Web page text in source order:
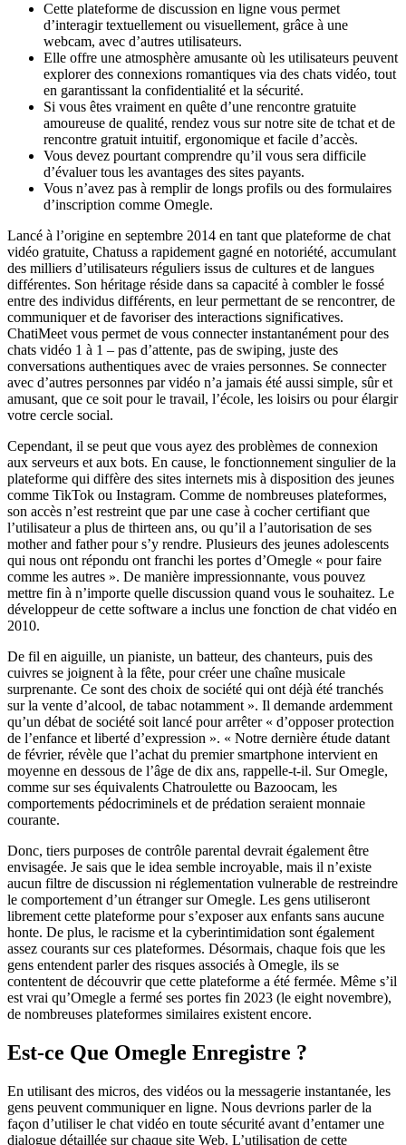
Cette plateforme de discussion en ligne vous permet
d’interagir textuellement ou visuellement, grâce à une
webcam, avec d’autres utilisateurs.
Elle offre une atmosphère amusante où les utilisateurs peuvent
explorer des connexions romantiques via des chats vidéo, tout
en garantissant la confidentialité et la sécurité.
Si vous êtes vraiment en quête d’une rencontre gratuite
amoureuse de qualité, rendez vous sur notre site de tchat et de
rencontre gratuit intuitif, ergonomique et facile d’accès.
Vous devez pourtant comprendre qu’il vous sera difficile
d’évaluer tous les avantages des sites payants.
Vous n’avez pas à remplir de longs profils ou des formulaires
d’inscription comme Omegle.
Lancé à l’origine en septembre 2014 en tant que plateforme de chat
vidéo gratuite, Chatuss a rapidement gagné en notoriété, accumulant
des milliers d’utilisateurs réguliers issus de cultures et de langues
différentes. Son héritage réside dans sa capacité à combler le fossé
entre des individus différents, en leur permettant de se rencontrer, de
communiquer et de favoriser des interactions significatives.
ChatiMeet vous permet de vous connecter instantanément pour des
chats vidéo 1 à 1 – pas d’attente, pas de swiping, juste des
conversations authentiques avec de vraies personnes. Se connecter
avec d’autres personnes par vidéo n’a jamais été aussi simple, sûr et
amusant, que ce soit pour le travail, l’école, les loisirs ou pour élargir
votre cercle social.
Cependant, il se peut que vous ayez des problèmes de connexion
aux serveurs et aux bots. En cause, le fonctionnement singulier de la
plateforme qui diffère des sites internets mis à disposition des jeunes
comme TikTok ou Instagram. Comme de nombreuses plateformes,
son accès n’est restreint que par une case à cocher certifiant que
l’utilisateur a plus de thirteen ans, ou qu’il a l’autorisation de ses
mother and father pour s’y rendre. Plusieurs des jeunes adolescents
qui nous ont répondu ont franchi les portes d’Omegle « pour faire
comme les autres ». De manière impressionnante, vous pouvez
mettre fin à n’importe quelle discussion quand vous le souhaitez. Le
développeur de cette software a inclus une fonction de chat vidéo en
2010.
De fil en aiguille, un pianiste, un batteur, des chanteurs, puis des
cuivres se joignent à la fête, pour créer une chaîne musicale
surprenante. Ce sont des choix de société qui ont déjà été tranchés
sur la vente d’alcool, de tabac notamment ». Il demande ardemment
qu’un débat de société soit lancé pour arrêter « d’opposer protection
de l’enfance et liberté d’expression ». « Notre dernière étude datant
de février, révèle que l’achat du premier smartphone intervient en
moyenne en dessous de l’âge de dix ans, rappelle-t-il. Sur Omegle,
comme sur ses équivalents Chatroulette ou Bazoocam, les
comportements pédocriminels et de prédation seraient monnaie
courante.
Donc, tiers purposes de contrôle parental devrait également être
envisagée. Je sais que le idea semble incroyable, mais il n’existe
aucun filtre de discussion ni réglementation vulnerable de restreindre
le comportement d’un étranger sur Omegle. Les gens utiliseront
librement cette plateforme pour s’exposer aux enfants sans aucune
honte. De plus, le racisme et la cyberintimidation sont également
assez courants sur ces plateformes. Désormais, chaque fois que les
gens entendent parler des risques associés à Omegle, ils se
contentent de découvrir que cette plateforme a été fermée. Même s’il
est vrai qu’Omegle a fermé ses portes fin 2023 (le eight novembre),
de nombreuses plateformes similaires existent encore.
Est-ce Que Omegle Enregistre ?
En utilisant des micros, des vidéos ou la messagerie instantanée, les
gens peuvent communiquer en ligne. Nous devrions parler de la
façon d’utiliser le chat vidéo en toute sécurité avant d’entamer une
dialogue détaillée sur chaque site Web. L’utilisation de cette